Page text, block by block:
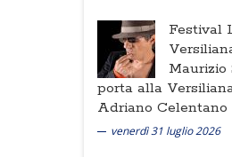
Festival
Maurizio
porta alla
Adriano Celentano
venerdì 31 luglio 2026